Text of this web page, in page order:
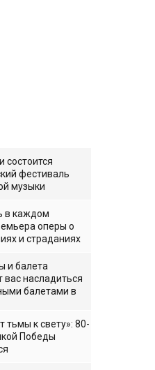
состоится
фестиваль
музыки
в каждом
оперы о
и страданиях
и балета
вас насладиться
балетами в
тьмы к свету»: 80-
Победы